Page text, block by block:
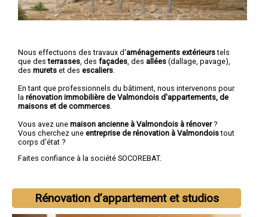
Nous effectuons des travaux d'aménagements extérieurstels
que desterrasses , des façades , des allées (dallage, pavage),
des murets et des escaliers
En tant que professionnels du bâtiment, nous intervenons pour
la rénovation immobilière de Valmondois d'appartements, de
maisons et de commerces
Vous avez une maison ancienne à Valmondois à rénover?
Vous cherchez une entreprise de rénovation à Valmondoistout
corps d'état ?
Faites confiance à la société SOCOREBAT.
Rénovation d’appartement et studios